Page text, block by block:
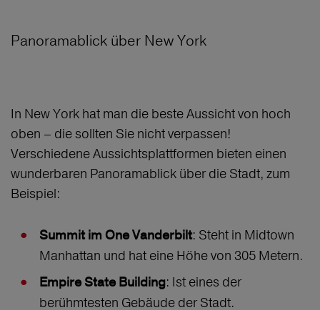
Panoramablick über New York
In New York hat man die beste Aussicht von hoch
oben – die sollten Sie nicht verpassen!
Verschiedene Aussichtsplattformen bieten einen
wunderbaren Panoramablick über die Stadt, zum
Beispiel:
Summit im One Vanderbilt: Steht in Midtown
Manhattan und hat eine Höhe von 305 Metern.
Empire State Building: Ist eines der
berühmtesten Gebäude der Stadt.